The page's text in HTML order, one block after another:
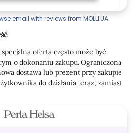
email with reviews from MOLLI UA
oferta często może być
o dokonaniu zakupu. Ograniczona
dostawa lub prezent przy zakupie
do działania teraz, zamiast